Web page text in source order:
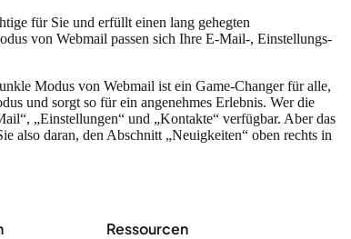
für Sie und erfüllt einen lang gehegten
von Webmail passen sich Ihre E-Mail-, Einstellungs-
Modus von Webmail ist ein Game-Changer für alle,
und sorgt so für ein angenehmes Erlebnis. Wer die
„Einstellungen“ und „Kontakte“ verfügbar. Aber das
also daran, den Abschnitt „Neuigkeiten“ oben rechts in
Ressourcen